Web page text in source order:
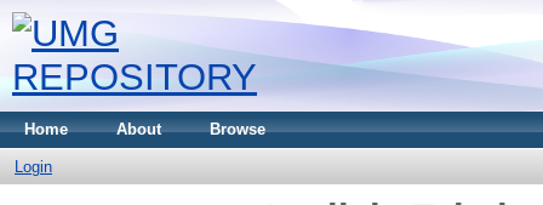
Home About Browse
Login